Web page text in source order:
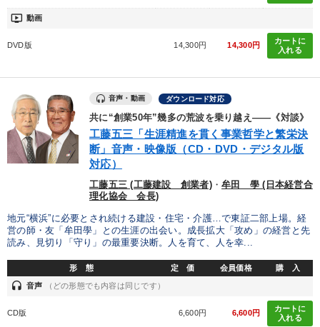
ondemand_video 動画
DVD版 14,300円 14,300円
カートに
入れる
音声・動画 ダウンロード対応
共に“創業50年”幾多の荒波を乗り越え――《対談》
工藤五三「生涯精進を貫く事業哲学と繁栄決
断」音声・映像版（CD・DVD・デジタル版
対応）
工藤五三 (工藤建設 創業者)・牟田 學 (日本経営合
理化協会 会長)
地元“横浜”に必要とされ続ける建設・住宅・介護…で東証二部上場。経
営の師・友「牟田學」との生涯の出会い。成長拡大「攻め」の経営と先
読み、見切り「守り」の最重要決断。人を育て、人を幸...
形 態 定 価 会員価格 購 入
headset 音声 （どの形態でも内容は同じです）
CD版 6,600円 6,600円
カートに
入れる